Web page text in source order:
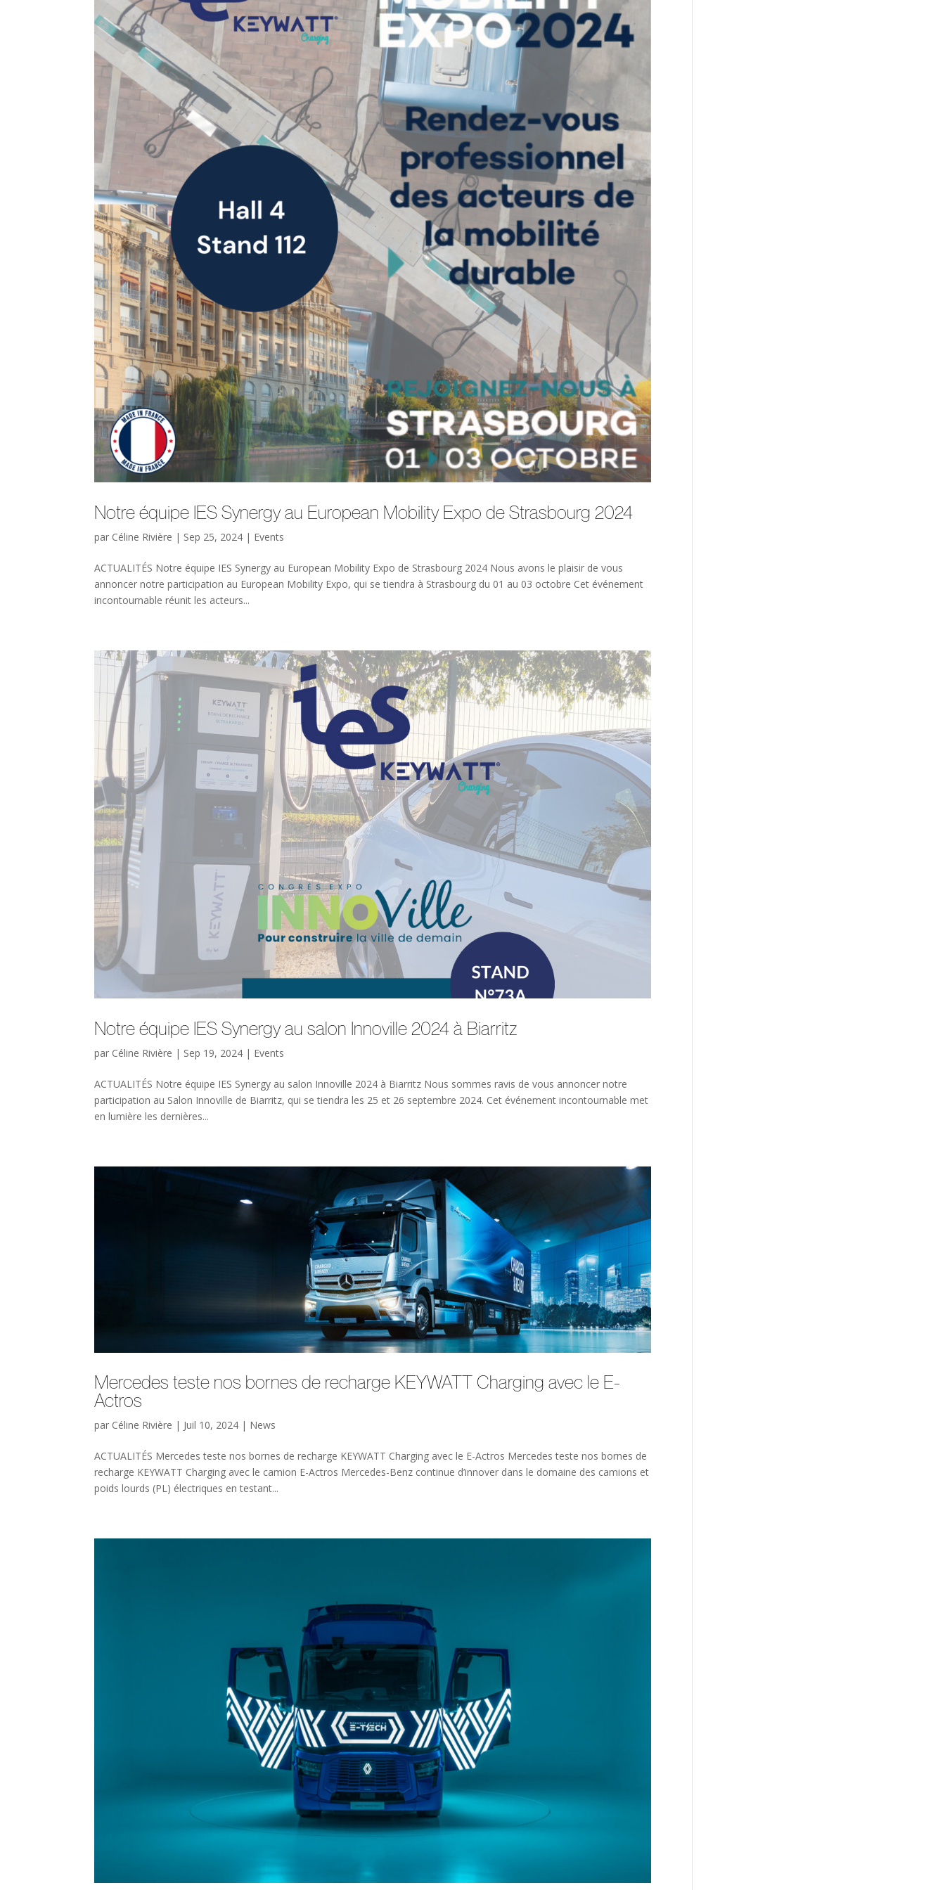
Notre équipe IES Synergy au European Mobility Expo de Strasbourg 2024
par Céline Rivière | Sep 25, 2024 | Events
ACTUALITÉS Notre équipe IES Synergy au European Mobility Expo de Strasbourg 2024 Nous avons le plaisir de vous
annoncer notre participation au European Mobility Expo, qui se tiendra à Strasbourg du 01 au 03 octobre Cet événement
incontournable réunit les acteurs...
Notre équipe IES Synergy au salon Innoville 2024 à Biarritz
par Céline Rivière | Sep 19, 2024 | Events
ACTUALITÉS Notre équipe IES Synergy au salon Innoville 2024 à Biarritz Nous sommes ravis de vous annoncer notre
participation au Salon Innoville de Biarritz, qui se tiendra les 25 et 26 septembre 2024. Cet événement incontournable met
en lumière les dernières...
Mercedes teste nos bornes de recharge KEYWATT Charging avec le E-
Actros
par Céline Rivière | Juil 10, 2024 | News
ACTUALITÉS Mercedes teste nos bornes de recharge KEYWATT Charging avec le E-Actros Mercedes teste nos bornes de
recharge KEYWATT Charging avec le camion E-Actros Mercedes-Benz continue d’innover dans le domaine des camions et
poids lourds (PL) électriques en testant...